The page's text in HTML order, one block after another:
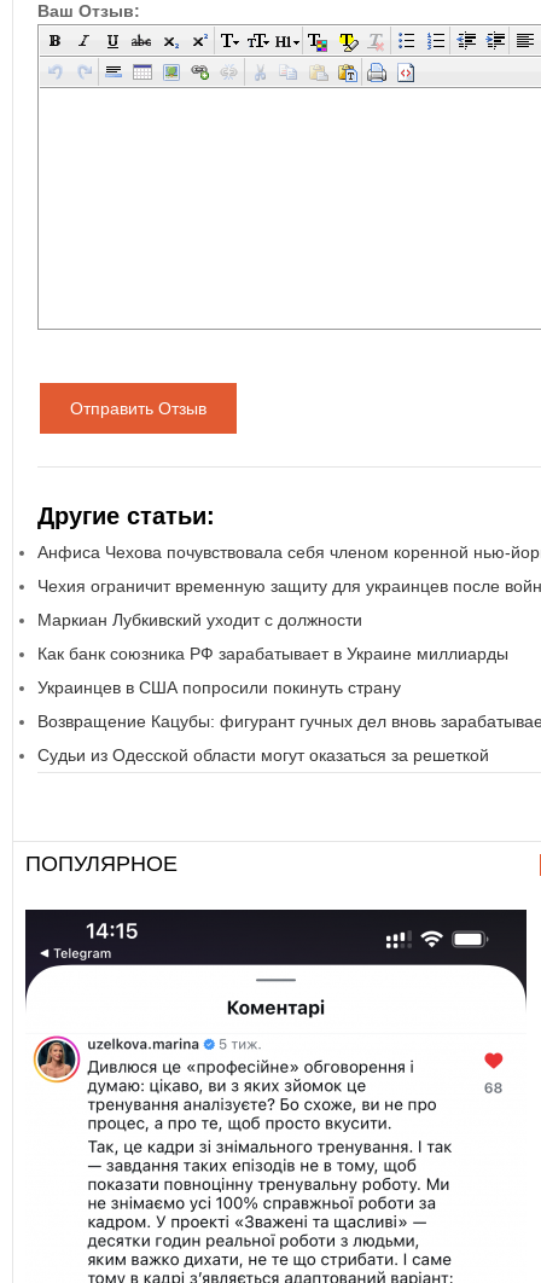
Ваш Отзыв:
Отправить Отзыв
Другие статьи:
Анфиса Чехова почувствовала себя членом коренной нью-
Чехия ограничит временную защиту для украинцев после
Маркиан Лубкивский уходит с должности
Как банк союзника РФ зарабатывает в Украине миллиарды
Украинцев в США попросили покинуть страну
Возвращение Кацубы: фигурант гучных дел вновь
Судьи из Одесской области могут оказаться за решеткой
ПОПУЛЯРНОЕ